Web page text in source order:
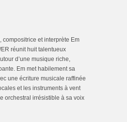
compositrice et interprète Em
réunit huit talentueux
d’une musique riche,
Em met habilement sa
une écriture musicale raffinée
et les instruments à vent
orchestral irrésistible à sa voix